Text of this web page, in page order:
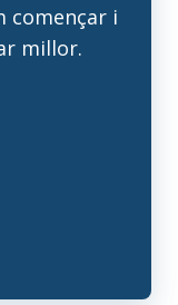
començar i
millor.